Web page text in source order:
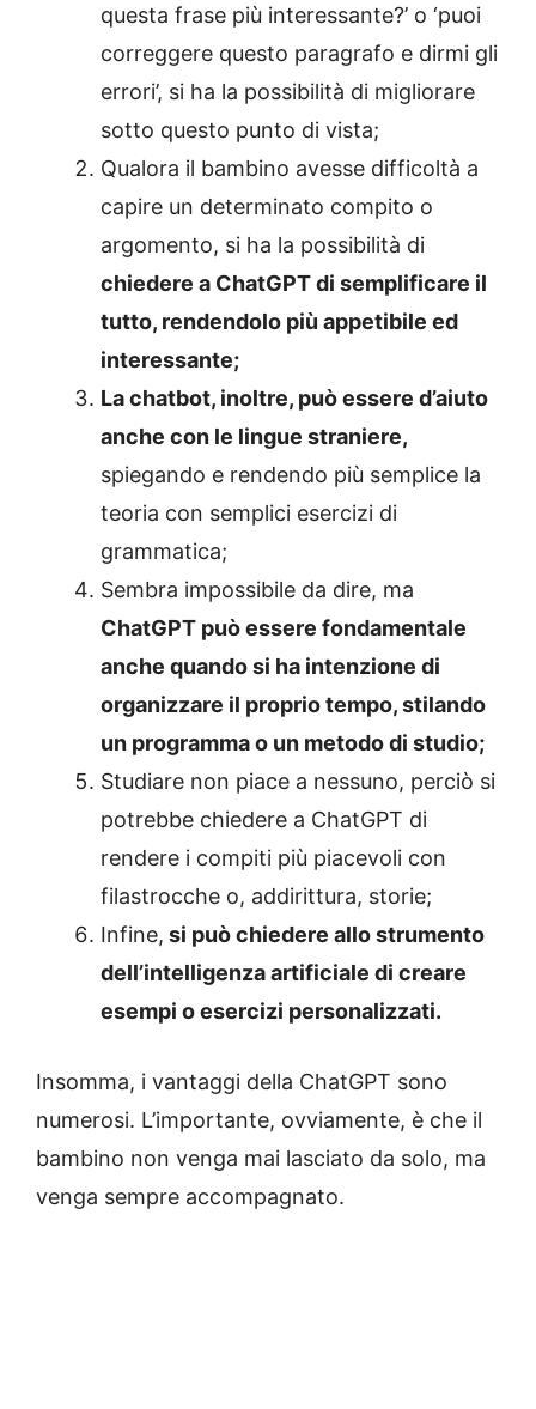
questa frase più interessante?’ o ‘puoi
correggere questo paragrafo e dirmi gli
errori’, si ha la possibilità di migliorare
sotto questo punto di vista;
Qualora il bambino avesse difficoltà a
capire un determinato compito o
argomento, si ha la possibilità di
chiedere a ChatGPT di semplificare il
tutto, rendendolo più appetibile ed
interessante;
La chatbot, inoltre, può essere d’aiuto
anche con le lingue straniere,
spiegando e rendendo più semplice la
teoria con semplici esercizi di
grammatica;
Sembra impossibile da dire, ma
ChatGPT può essere fondamentale
anche quando si ha intenzione di
organizzare il proprio tempo, stilando
un programma o un metodo di studio;
Studiare non piace a nessuno, perciò si
potrebbe chiedere a ChatGPT di
rendere i compiti più piacevoli con
filastrocche o, addirittura, storie;
Infine, si può chiedere allo strumento
dell’intelligenza artificiale di creare
esempi o esercizi personalizzati.
Insomma, i vantaggi della ChatGPT sono
numerosi. L’importante, ovviamente, è che il
bambino non venga mai lasciato da solo, ma
venga sempre accompagnato.